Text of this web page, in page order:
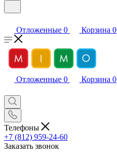
Отложенные 0 Корзина 0
Отложенные 0 Корзина 0
Телефоны
+7 (812) 959-24-60
Заказать звонок